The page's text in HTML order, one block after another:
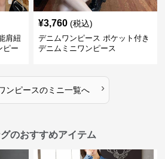
肩紐
ピー
¥3,760 (税込)
デニムワンピース ポケット付き
デニムミニワンピース
ンピースのミニ一覧へ ›
のおすすめアイテム